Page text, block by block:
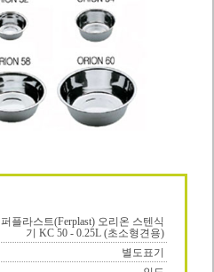
퍼플라스트(Ferplast) 오리온 스텐식
기 KC 50 - 0.25L (초소형견용)
별도표기